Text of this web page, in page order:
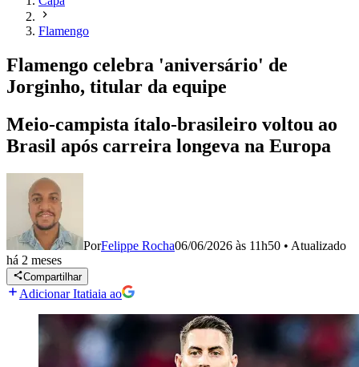
Flamengo
Flamengo celebra 'aniversário' de
Jorginho, titular da equipe
Meio-campista ítalo-brasileiro voltou ao
Brasil após carreira longeva na Europa
PorFelippe Rocha06/06/2026 às 11h50 • Atualizado
há 2 meses
Compartilhar
Adicionar Itatiaia ao